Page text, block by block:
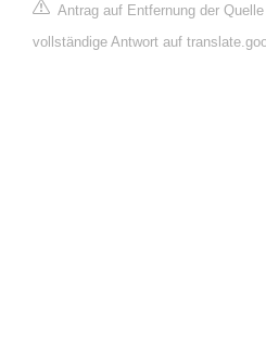
Antrag auf Entfernung der Quelle
vollständige Antwort auf